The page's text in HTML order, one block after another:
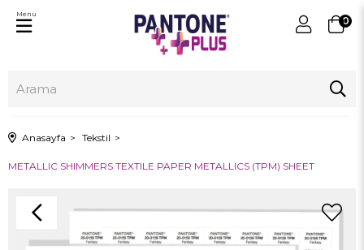
0
Menu
Anasayfa Tekstil
METALLIC SHIMMERS TEXTILE PAPER METALLICS (TPM) SHEET